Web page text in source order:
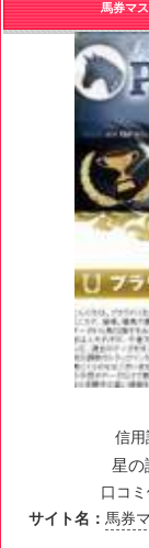
馬券マ
信用
星の
口コミ
サイト名： 馬券